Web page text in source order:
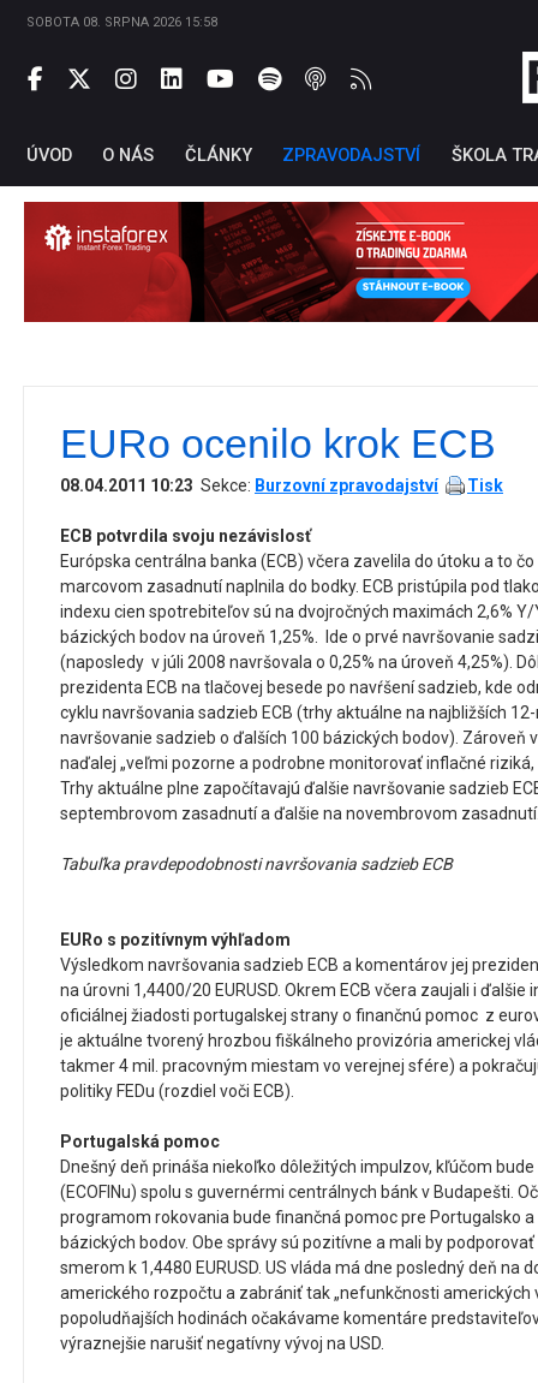
SOBOTA 08. SRPNA 2026 15:58
ÚVOD O NÁS ČLÁNKY ZPRAVODAJSTVÍ ŠKOLA
EURo ocenilo krok ECB
08.04.2011 10:23 Sekce: Burzovní zpravodajství Tisk
ECB potvrdila svoju nezávislosť
Európska centrálna banka (ECB) včera zavelila do útoku a to
marcovom zasadnutí naplnila do bodky. ECB pristúpila pod
indexu cien spotrebiteľov sú na dvojročných maximách 2,6%
bázických bodov na úroveň 1,25%. Ide o prvé navršovanie
(naposledy v júli 2008 navršovala o 0,25% na úroveň 4,25%).
prezidenta ECB na tlačovej besede po navŕšení sadzieb, kde
cyklu navršovania sadzieb ECB (trhy aktuálne na najbližších
navršovanie sadzieb o ďalších 100 bázických bodov). Zároveň
naďalej „veľmi pozorne a podrobne monitorovať inflačné
Trhy aktuálne plne započítavajú ďalšie navršovanie sadzieb
septembrovom zasadnutí a ďalšie na novembrovom
Tabuľka pravdepodobnosti navršovania sadzieb ECB
EURo s pozitívnym výhľadom
Výsledkom navršovania sadzieb ECB a komentárov jej
na úrovni 1,4400/20 EURUSD. Okrem ECB včera zaujali i
oficiálnej žiadosti portugalskej strany o finančnú pomoc z
je aktuálne tvorený hrozbou fiškálneho provizória americkej
takmer 4 mil. pracovným miestam vo verejnej sfére) a
politiky FEDu (rozdiel voči ECB).
Portugalská pomoc
Dnešný deň prináša niekoľko dôležitých impulzov, kľúčom
(ECOFINu) spolu s guvernérmi centrálnych bánk v Budapešti.
programom rokovania bude finančná pomoc pre Portugalsko
bázických bodov. Obe správy sú pozitívne a mali by
smerom k 1,4480 EURUSD. US vláda má dne posledný deň na
amerického rozpočtu a zabrániť tak „nefunkčnosti amerických
popoludňajších hodinách očakávame komentáre
výraznejšie narušiť negatívny vývoj na USD.